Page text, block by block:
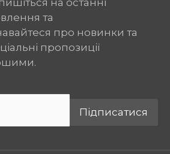
на останні
та
про новинки та
пропозиції
Підписатися